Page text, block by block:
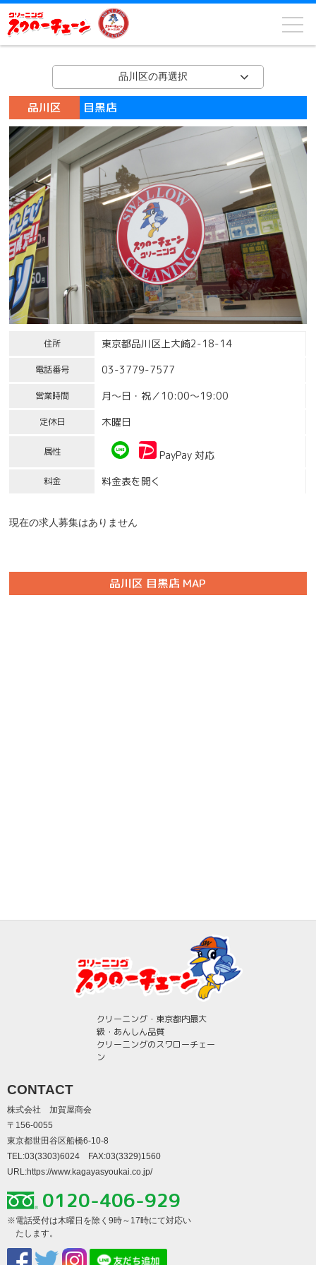
品川区の再選択
品川区 目黒店
住所 東京都品川区上大崎2-18-14
電話番号 03-3779-7577
営業時間 月～日・祝／10:00～19:00
定休日 木曜日
属性 PayPay 対応
料金 料金表を開く
現在の求人募集はありません
品川区 目黒店 MAP
クリーニング・東京都内最大
級・あんしん品質
クリーニングのスワローチェー
ン
CONTACT
株式会社 加賀屋商会
〒156-0055
東京都世田谷区船橋6-10-8
TEL:03(3303)6024 FAX:03(3329)1560
URL:https://www.kagayasyoukai.co.jp/
0120-406-929
※電話受付は木曜日を除く9時～17時にて対応い
たします。